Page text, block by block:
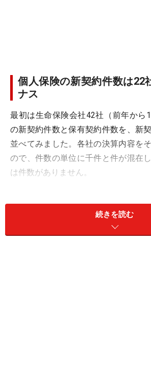
個人保険の新契約件数は22
ナス
最初は生命保険会社42社（前年から
の新契約件数と保有契約件数を、新
並べてみました。各社の決算内容を
ので、件数の単位に千件と件が混在
は件数がありません。
続きを読む